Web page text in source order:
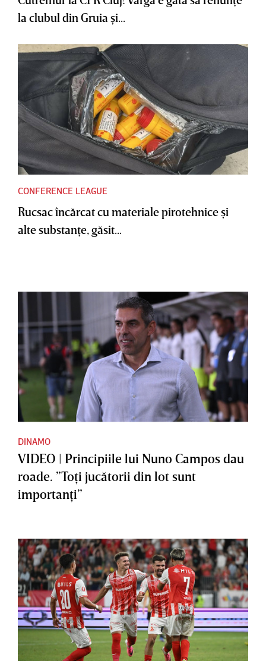
la clubul din Gruia şi...
CONFERENCE LEAGUE
Rucsac încărcat cu materiale pirotehnice şi
alte substanţe, găsit...
DINAMO
VIDEO | Principiile lui Nuno Campos dau
roade. ”Toţi jucătorii din lot sunt
importanţi”